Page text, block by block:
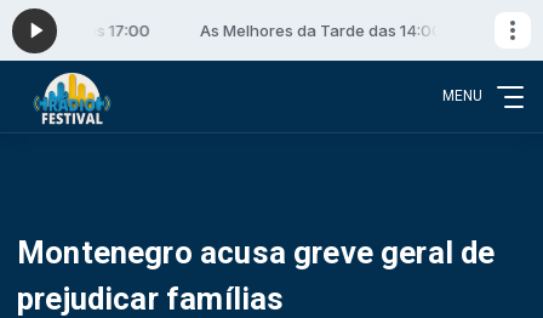
14:00 às 17:00 As Melhores da Tarde das 14:00 às 17:00
MENU
Montenegro acusa greve geral de
prejudicar famílias